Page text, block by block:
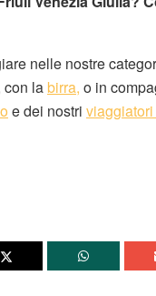
nelle nostre
con labirra, o in
e dei nostri